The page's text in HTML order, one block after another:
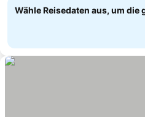
Wähle Reisedaten aus, um die